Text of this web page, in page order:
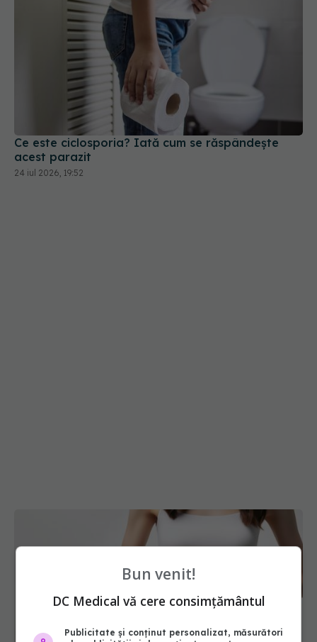
Ce este ciclosporia? Iată cum se răspândește
acest parazit
24 iul 2026, 19:52
Bun venit!
DC Medical vă cere consimțământul
Publicitate și conținut personalizat, măsurători